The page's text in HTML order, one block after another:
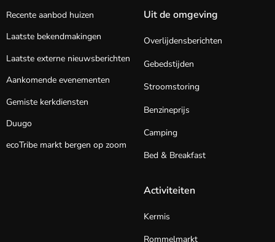
Recente aanbod huizen
Laatste bekendmakingen
Laatste externe nieuwsberichten
Aankomende evenementen
Gemiste kerkdiensten
Duugo
ecoTribe markt bergen op zoom
Uit de omgeving
Overlijdensberichten
Gebedstijden
Stroomstoring
Benzineprijs
Camping
Bed & Breakfast
Activiteiten
Kermis
Rommelmarkt